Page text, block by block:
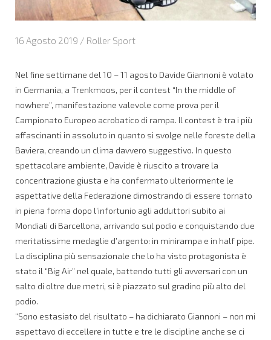
16 Agosto 2019 / Roller Sport
Nel fine settimane del 10 – 11 agosto Davide Giannoni è volato
in Germania, a Trenkmoos, per il contest “In the middle of
nowhere”, manifestazione valevole come prova per il
Campionato Europeo acrobatico di rampa. Il contest è tra i più
affascinanti in assoluto in quanto si svolge nelle foreste della
Baviera, creando un clima davvero suggestivo. In questo
spettacolare ambiente, Davide è riuscito a trovare la
concentrazione giusta e ha confermato ulteriormente le
aspettative della Federazione dimostrando di essere tornato
in piena forma dopo l’infortunio agli adduttori subito ai
Mondiali di Barcellona, arrivando sul podio e conquistando due
meritatissime medaglie d’argento: in minirampa e in half pipe.
La disciplina più sensazionale che lo ha visto protagonista è
stato il “Big Air” nel quale, battendo tutti gli avversari con un
salto di oltre due metri, si è piazzato sul gradino più alto del
podio.
“Sono estasiato del risultato – ha dichiarato Giannoni – non mi
aspettavo di eccellere in tutte e tre le discipline anche se ci